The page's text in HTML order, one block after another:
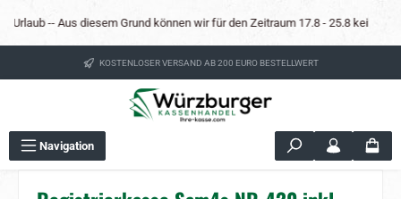
Zum Hauptinhalt springen
-- Aus diesem Grund können wir für den Zeitraum 17.8 - 25.8 keine
KOSTENLOSER VERSAND AB 200 EURO BESTELLWERT
Navigation